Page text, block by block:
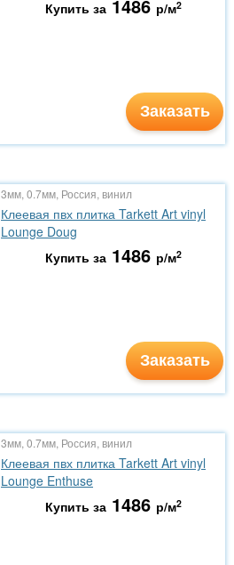
Купить за 1486 р/м2
Заказать
3мм, 0.7мм, Россия, винил
Клеевая пвх плитка Tarkett Art vinyl
Lounge Doug
Купить за 1486 р/м2
Заказать
3мм, 0.7мм, Россия, винил
Клеевая пвх плитка Tarkett Art vinyl
Lounge Enthuse
Купить за 1486 р/м2